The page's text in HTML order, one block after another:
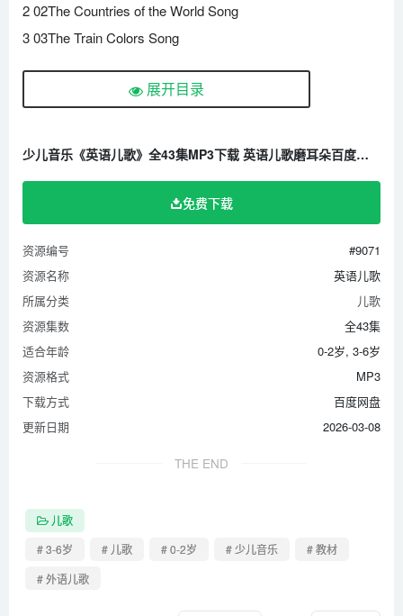
2 02The Countries of the World Song
3 03The Train Colors Song
7 07Phonics Song
9 10What Can You Recycle？
10 11The Good Morning
11 12How Many Rainbows？
12 13Let’s Count 1 to 10
13 14It’s a dog
14 15One Fish
15 16Traditional ABC
16 17ABC Phonics Chant 2_A-apple (1)
21 22Goodbye Song
22 23Wake Up
23 24How Are You？I’m happy
展开目录
少儿音乐《英语儿歌》全43集MP3下载 英语儿歌磨耳朵百度云网盘
免费下载
资源编号
#9071
资源名称
英语儿歌
所属分类
儿歌
资源集数
全43集
适合年龄
0-2岁, 3-6岁
资源格式
MP3
下载方式
百度网盘
更新日期
2026-03-08
THE END
儿歌
# 3-6岁
# 儿歌 # 0-2岁 # 少儿音乐
# 教材
# 外语儿歌